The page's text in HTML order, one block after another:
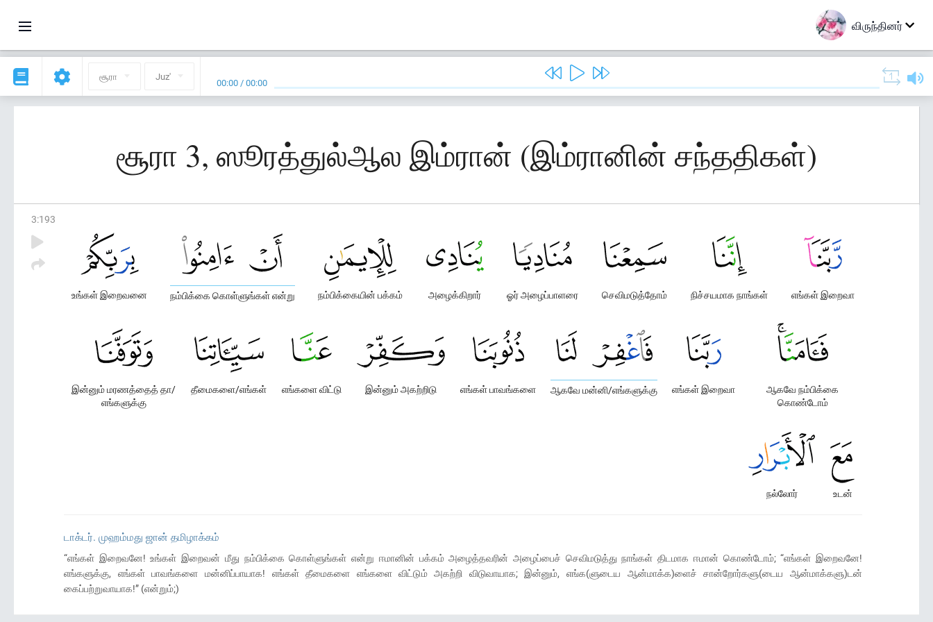
விருந்தினர்
சூரா Juz' 00:00 /00:00
சூரா 3, ஸூரத்துல்ஆல இம்ரான் (இம்ரானின் சந்ததிகள்)
3:193
எங்கள் இறைவா
நிச்சயமாக நாங்கள்
செவிமடுத்தோம்
ஓர் அழைப்பாளரை
அழைக்கிறார்
நம்பிக்கையின் பக்கம்
நம்பிக்கை கொள்ளுங்கள் என்று
உங்கள் இறைவனை
ஆகவே நம்பிக்கை
கொண்டோம்
எங்கள் இறைவா
ஆகவே மன்னி/எங்களுக்கு
எங்கள் பாவங்களை
இன்னும் அகற்றிடு
எங்களை விட்டு
தீமைகளை/எங்கள்
இன்னும் மரணத்தைத் தா/
எங்களுக்கு
உடன்
நல்லோர்
டாக்டர். முஹம்மது ஜான் தமிழாக்கம்
“எங்கள் இறைவனே! உங்கள் இறைவன் மீது நம்பிக்கை கொள்ளுங்கள் என்று ஈமானின் பக்கம் அழைத்தவரின் அழைப்பைச் செவிமடுத்து நாங்கள் திடமாக ஈமான் கொண்டோம்; “எங்கள் இறைவனே!
எங்களுக்கு, எங்கள் பாவங்களை மன்னிப்பாயாக! எங்கள் தீமைகளை எங்களை விட்டும் அகற்றி விடுவாயாக; இன்னும், எங்க(ளுடைய ஆன்மாக்க)ளைச் சான்றோர்களு(டைய ஆன்மாக்களு)டன்
கைப்பற்றுவாயாக!” (என்றும்;)